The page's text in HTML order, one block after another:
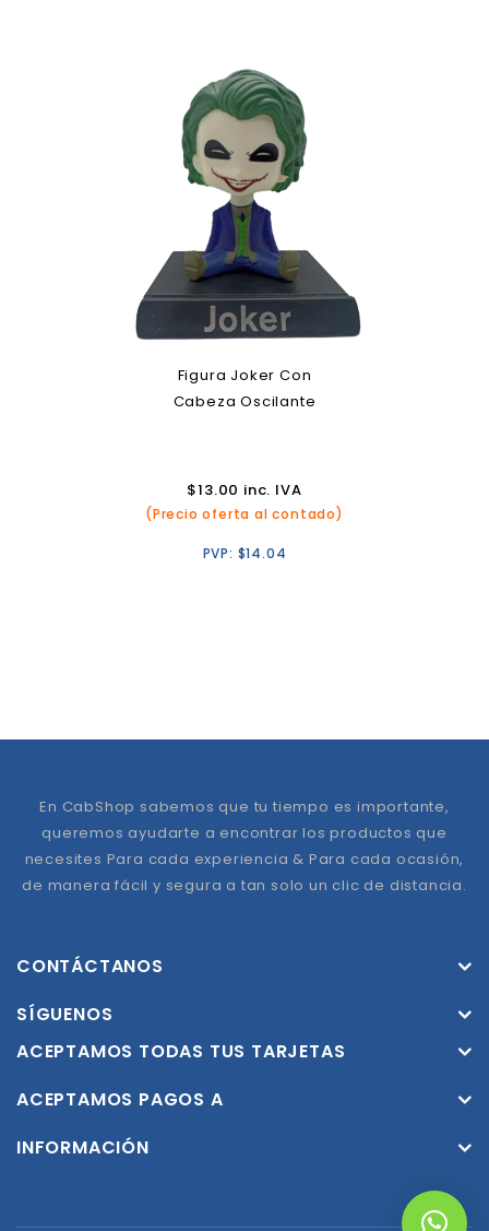
Figura Joker Con
Cabeza Oscilante
$13.00 inc. IVA
(Precio oferta al contado)
PVP: $14.04
En CabShop sabemos que tu tiempo es importante,
queremos ayudarte a encontrar los productos que
necesites Para cada experiencia & Para cada ocasión,
de manera fácil y segura a tan solo un clic de distancia.
CONTÁCTANOS
SÍGUENOS
ACEPTAMOS TODAS TUS TARJETAS
ACEPTAMOS PAGOS A
INFORMACIÓN